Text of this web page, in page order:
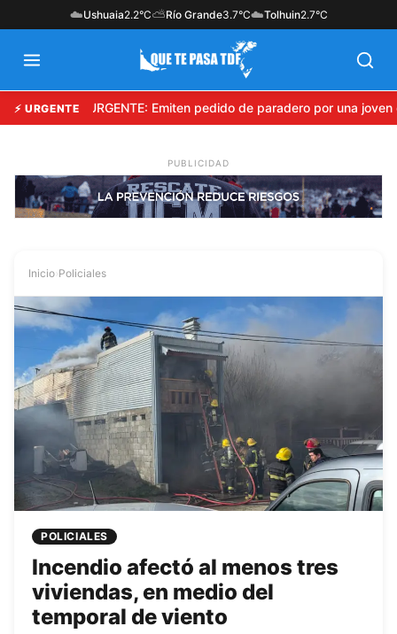
☁️Ushuaia2.2°C⛅Río Grande3.7°C☁️Tolhuin2.7°C
⚡ URGENTE URGENTE: Emiten pedido de paradero por una
Inicio Policiales
POLICIALES
Incendio afectó al menos tres
viviendas, en medio del
temporal de viento